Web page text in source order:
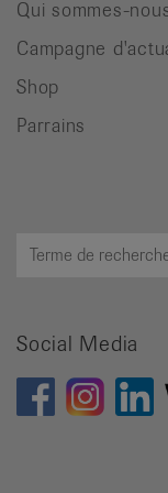
Qui sommes-
Campagne
Shop
Parrains
Terme
Social Media